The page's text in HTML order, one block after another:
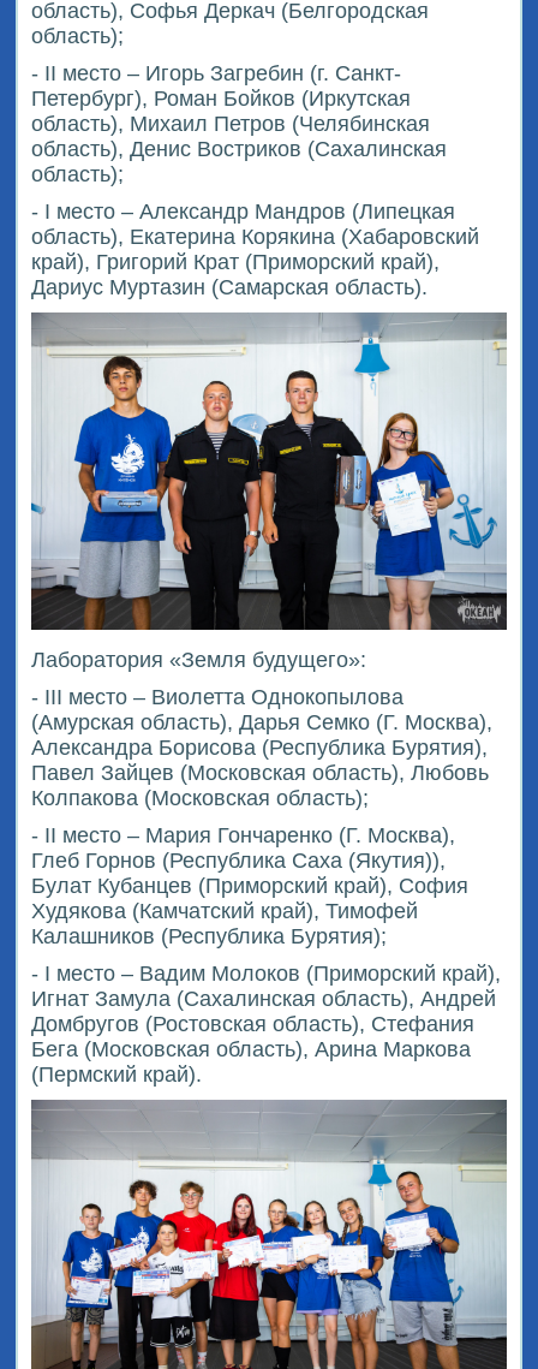
область), Софья Деркач (Белгородская
область);
- II место – Игорь Загребин (г. Санкт-
Петербург), Роман Бойков (Иркутская
область), Михаил Петров (Челябинская
область), Денис Востриков (Сахалинская
область);
- I место – Александр Мандров (Липецкая
область), Екатерина Корякина (Хабаровский
край), Григорий Крат (Приморский край),
Дариус Муртазин (Самарская область).
Лаборатория «Земля будущего»:
- III место – Виолетта Однокопылова
(Амурская область), Дарья Семко (Г. Москва),
Александра Борисова (Республика Бурятия),
Павел Зайцев (Московская область), Любовь
Колпакова (Московская область);
- II место – Мария Гончаренко (Г. Москва),
Глеб Горнов (Республика Саха (Якутия)),
Булат Кубанцев (Приморский край), София
Худякова (Камчатский край), Тимофей
Калашников (Республика Бурятия);
- I место – Вадим Молоков (Приморский край),
Игнат Замула (Сахалинская область), Андрей
Домбругов (Ростовская область), Стефания
Бега (Московская область), Арина Маркова
(Пермский край).